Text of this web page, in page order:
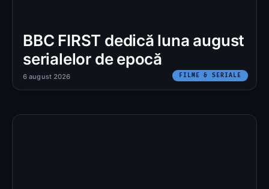
BBC FIRST dedică luna august
serialelor de epocă
FILME & SERIALE
6 august 2026